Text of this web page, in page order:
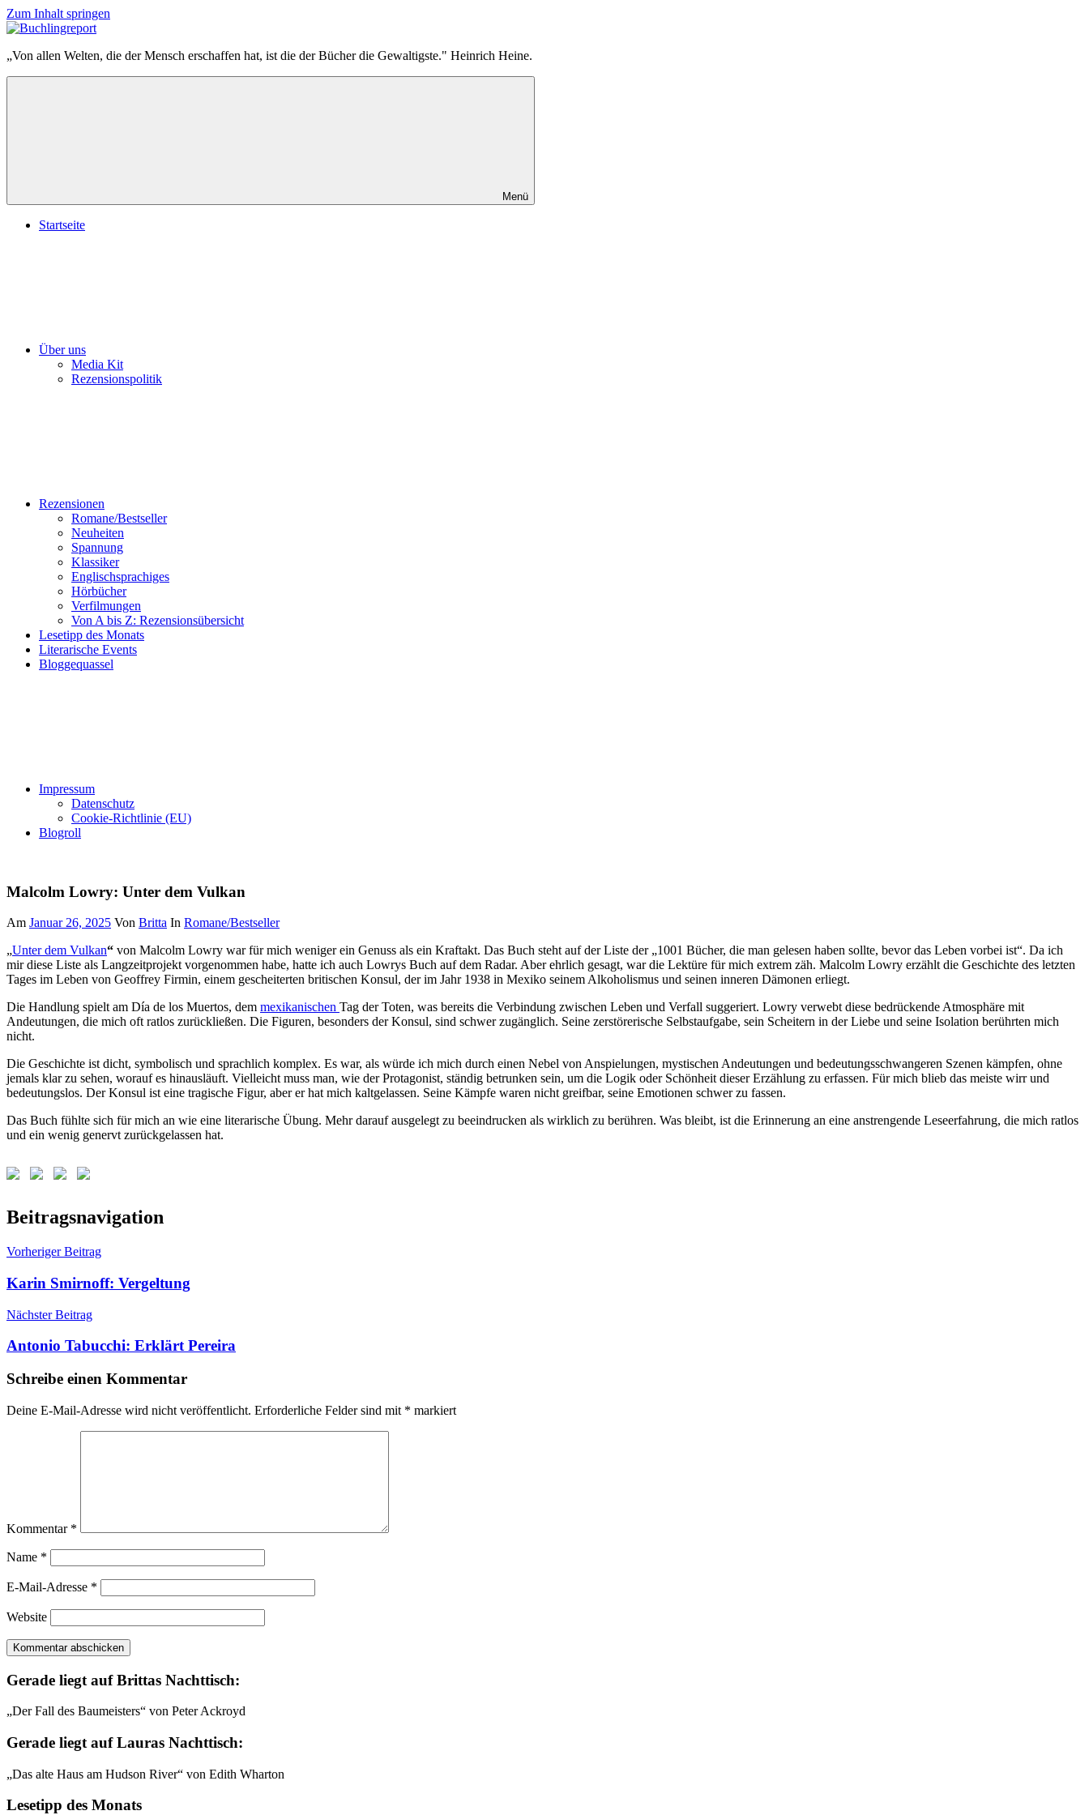
Zum Inhalt springen
Buchlingreport
„Von allen Welten, die der Mensch erschaffen hat, ist die der Bücher die Gewaltigste." Heinrich Heine.
Menü
Startseite
Über uns
Media Kit
Rezensionspolitik
Rezensionen
Romane/Bestseller
Neuheiten
Spannung
Klassiker
Englischsprachiges
Hörbücher
Verfilmungen
Von A bis Z: Rezensionsübersicht
Lesetipp des Monats
Literarische Events
Bloggequassel
Impressum
Datenschutz
Cookie-Richtlinie (EU)
Blogroll
Malcolm Lowry: Unter dem Vulkan
Am Januar 26, 2025 Von Britta In Romane/Bestseller
„Unter dem Vulkan“ von Malcolm Lowry war für mich weniger ein Genuss als ein Kraftakt. Das Buch steht auf der Liste der „1001 Bücher, die man gelesen haben sollte, bevor das Leben vorbei ist“. Da ich
mir diese Liste als Langzeitprojekt vorgenommen habe, hatte ich auch Lowrys Buch auf dem Radar. Aber ehrlich gesagt, war die Lektüre für mich extrem zäh. Malcolm Lowry erzählt die Geschichte des letzten
Tages im Leben von Geoffrey Firmin, einem gescheiterten britischen Konsul, der im Jahr 1938 in Mexiko seinem Alkoholismus und seinen inneren Dämonen erliegt.
Die Handlung spielt am Día de los Muertos, dem mexikanischen Tag der Toten, was bereits die Verbindung zwischen Leben und Verfall suggeriert. Lowry verwebt diese bedrückende Atmosphäre mit
Andeutungen, die mich oft ratlos zurückließen. Die Figuren, besonders der Konsul, sind schwer zugänglich. Seine zerstörerische Selbstaufgabe, sein Scheitern in der Liebe und seine Isolation berührten mich
nicht.
Die Geschichte ist dicht, symbolisch und sprachlich komplex. Es war, als würde ich mich durch einen Nebel von Anspielungen, mystischen Andeutungen und bedeutungsschwangeren Szenen kämpfen, ohne
jemals klar zu sehen, worauf es hinausläuft. Vielleicht muss man, wie der Protagonist, ständig betrunken sein, um die Logik oder Schönheit dieser Erzählung zu erfassen. Für mich blieb das meiste wirr und
bedeutungslos. Der Konsul ist eine tragische Figur, aber er hat mich kaltgelassen. Seine Kämpfe waren nicht greifbar, seine Emotionen schwer zu fassen.
Das Buch fühlte sich für mich an wie eine literarische Übung. Mehr darauf ausgelegt zu beeindrucken als wirklich zu berühren. Was bleibt, ist die Erinnerung an eine anstrengende Leseerfahrung, die mich ratlos
und ein wenig genervt zurückgelassen hat.
Schlagwörter:
Malcolm
Unter
Vulkan
Beitragsnavigation
Vorheriger Beitrag
Karin Smirnoff: Vergeltung
Nächster Beitrag
Antonio Tabucchi: Erklärt Pereira
Schreibe einen Kommentar
Deine E-Mail-Adresse wird nicht veröffentlicht. Erforderliche Felder sind mit * markiert
Kommentar *
Name *
E-Mail-Adresse *
Website
Gerade liegt auf Brittas Nachttisch:
„Der Fall des Baumeisters“ von Peter Ackroyd
Gerade liegt auf Lauras Nachttisch:
„Das alte Haus am Hudson River“ von Edith Wharton
Lesetipp des Monats